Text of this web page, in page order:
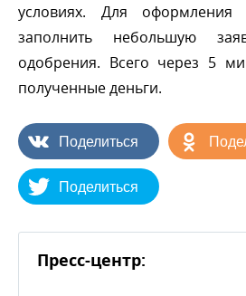
условиях. Для оформления
заполнить небольшую
одобрения. Всего через 5
полученные деньги.
Поделиться
Поделиться
Пресс-центр: